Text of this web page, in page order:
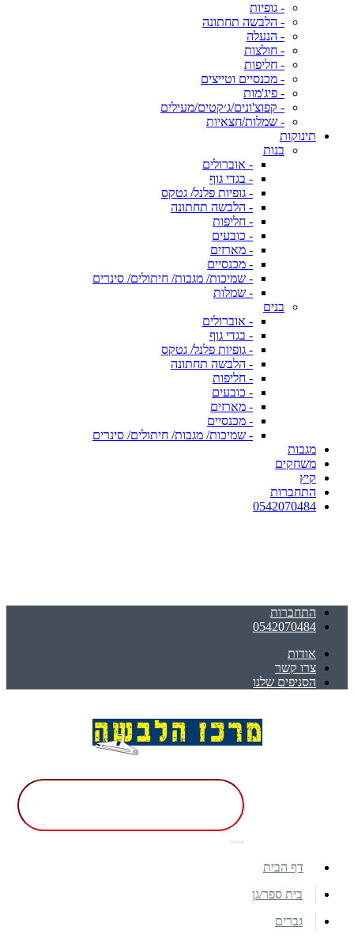
- גופיות
- הלבשה תחתונה
- הנעלה
- חולצות
- חליפות
- מכנסיים וטייצים
- פיג'מות
- קפוצ'ונים/ג׳קטים/מעילים
- שמלות/חצאיות
תינוקות
בנות
- אוברולים
- בגדי גוף
- גופיות פלנל/ גטקס
- הלבשה תחתונה
- חליפות
- כובעים
- מארזים
- מכנסיים
- שמיכות/ מגבות/ חיתולים/ סינרים
- שמלות
בנים
- אוברולים
- בגדי גוף
- גופיות פלנל/ גטקס
- הלבשה תחתונה
- חליפות
- כובעים
- מארזים
- מכנסיים
- שמיכות/ מגבות/ חיתולים/ סינרים
מגבות
משחקים
קיץ
התחברות
0542070484
התחברות
0542070484
אודות
צרו קשר
הסניפים שלנו
דף הבית
בית ספר/גן
גברים